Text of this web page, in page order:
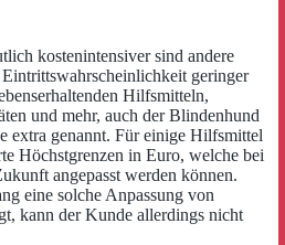
kostenintensiver sind andere
geringer
Hilfsmitteln,
und mehr, auch der Blindenhund
extra genannt. Für einige Hilfsmittel
Höchstgrenzen in Euro, welche bei
angepasst werden können.
eine solche Anpassung von
kann der Kunde allerdings nicht